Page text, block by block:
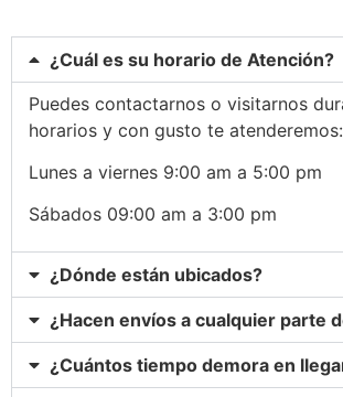
¿Cuál es su horario de Atención?
Puedes contactarnos o visitarnos
horarios y con gusto te atenderemos:
Lunes a viernes 9:00 am a 5:00 pm
Sábados 09:00 am a 3:00 pm
¿Dónde están ubicados?
¿Hacen envíos a cualquier parte
¿Cuántos tiempo demora en